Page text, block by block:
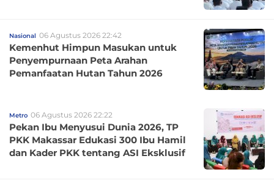
Nasional 06 Agustus 2026 22:42
Kemenhut Himpun Masukan untuk
Penyempurnaan Peta Arahan
Pemanfaatan Hutan Tahun 2026
Metro 06 Agustus 2026 22:22
Pekan Ibu Menyusui Dunia 2026, TP
PKK Makassar Edukasi 300 Ibu Hamil
dan Kader PKK tentang ASI Eksklusif